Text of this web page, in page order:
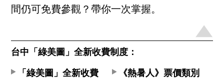
間仍可免費參觀？帶你一次掌握。
台中「綠美圖」全新收費制度：
「綠美圖」全新收費
《熱暑人》票價類別